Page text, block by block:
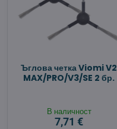
Ъглова четка Viomi V2
MAX/PRO/V3/SE 2 бр.
В наличност
7,71 €